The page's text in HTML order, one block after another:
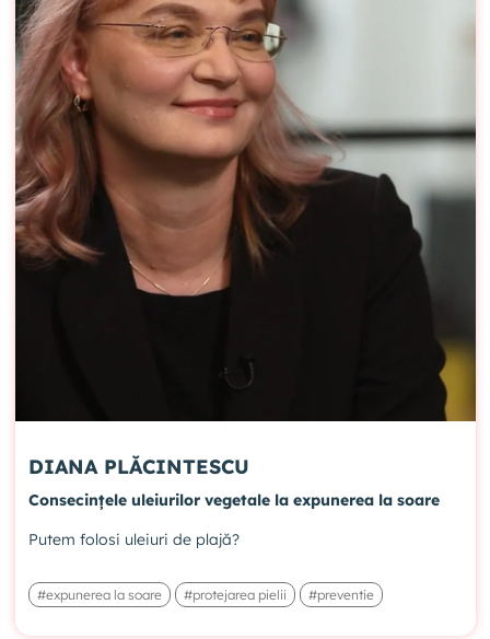
DIANA PLĂCINTESCU
Consecințele uleiurilor vegetale la expunerea la soare
Putem folosi uleiuri de plajă?
#expunerea la soare #protejarea pielii #preventie